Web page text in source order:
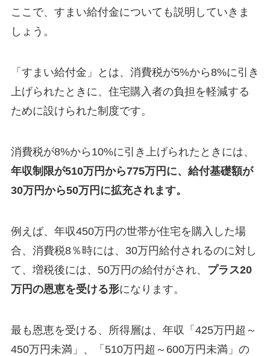
ここで、すまい給付金についても説明していきま
しょう。
「すまい給付金」とは、消費税が5%から8%に引き
上げられたときに、住宅購入者の負担を軽減する
ために設けられた制度です。
消費税が8%から10%に引き上げられたときには、
年収制限が510万円から775万円に、給付基礎額が
30万円から50万円に拡充されます。
例えば、年収450万円の世帯が住宅を購入した場
合、消費税8％時には、30万円給付されるのに対し
て、増税後には、50万円の給付がされ、 プラス20
万円の恩恵を受ける形になります。
最も恩恵を受ける、所得層は、年収「425万円超～
450万円未満」、「510万円超～600万円未満」の